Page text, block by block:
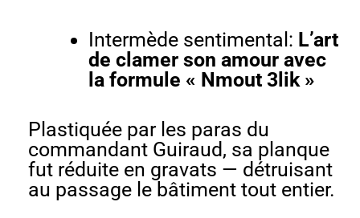
Intermède sentimental: L’art
de clamer son amour avec
la formule « Nmout 3lik »
Plastiquée par les paras du
commandant Guiraud, sa planque
fut réduite en gravats — détruisant
au passage le bâtiment tout entier.